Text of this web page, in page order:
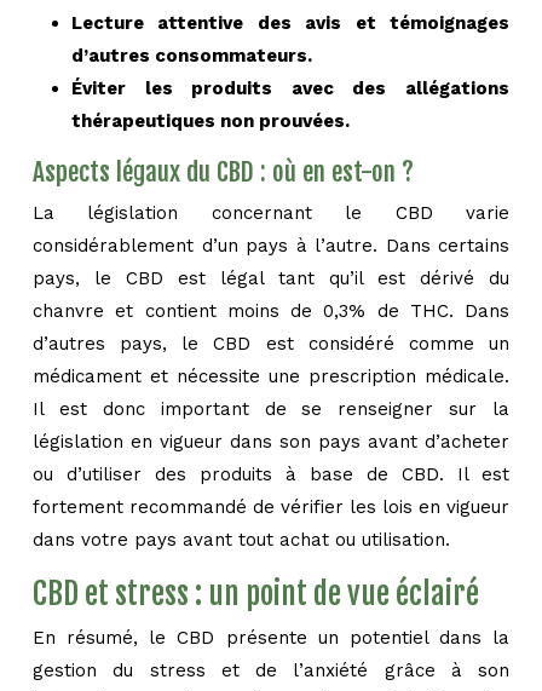
Lecture attentive des avis et témoignages
d’autres consommateurs.
Éviter les produits avec des allégations
thérapeutiques non prouvées.
Aspects légaux du CBD : où en est-on ?
La législation concernant le CBD varie
considérablement d’un pays à l’autre. Dans certains
pays, le CBD est légal tant qu’il est dérivé du
chanvre et contient moins de 0,3% de THC. Dans
d’autres pays, le CBD est considéré comme un
médicament et nécessite une prescription médicale.
Il est donc important de se renseigner sur la
législation en vigueur dans son pays avant d’acheter
ou d’utiliser des produits à base de CBD. Il est
fortement recommandé de vérifier les lois en vigueur
dans votre pays avant tout achat ou utilisation.
CBD et stress : un point de vue éclairé
En résumé, le CBD présente un potentiel dans la
gestion du stress et de l’anxiété grâce à son